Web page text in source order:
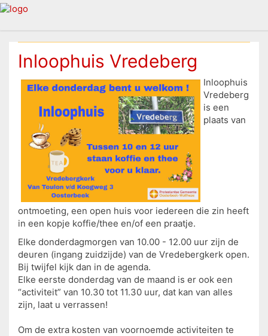
Inloophuis Vredeberg
Inloophuis
Vredeberg
is een
plaats van
ontmoeting, een open huis voor iedereen die zin heeft
in een kopje koffie/thee en/of een praatje.
Elke donderdagmorgen van 10.00 - 12.00 uur zijn de
deuren (ingang zuidzijde) van de Vredebergkerk open.
Bij twijfel kijk dan in de agenda.
Elke eerste donderdag van de maand is er ook een
“activiteit” van 10.30 tot 11.30 uur, dat kan van alles
zijn, laat u verrassen!
Om de extra kosten van voornoemde activiteiten te